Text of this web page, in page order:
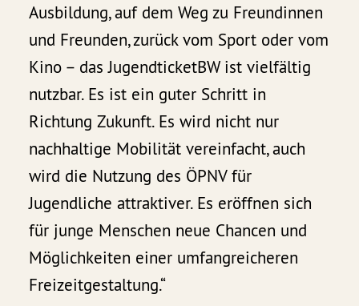
Ausbildung, auf dem Weg zu Freundinnen
und Freunden, zurück vom Sport oder vom
Kino – das JugendticketBW ist vielfältig
nutzbar. Es ist ein guter Schritt in
Richtung Zukunft. Es wird nicht nur
nachhaltige Mobilität vereinfacht, auch
wird die Nutzung des ÖPNV für
Jugendliche attraktiver. Es eröffnen sich
für junge Menschen neue Chancen und
Möglichkeiten einer umfangreicheren
Freizeitgestaltung.“